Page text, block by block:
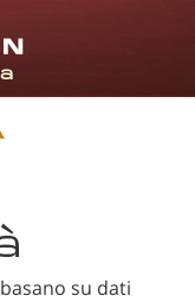
spagnolo
inglese
olandese
tedesco su dati